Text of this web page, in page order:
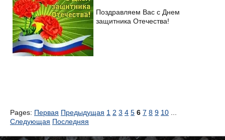
Поздравляем Вас с Днем
защитника Отечества!
Pages: Первая Предыдущая 1 2 3 4 5 6 7 8 9 10
Следующая Последняя